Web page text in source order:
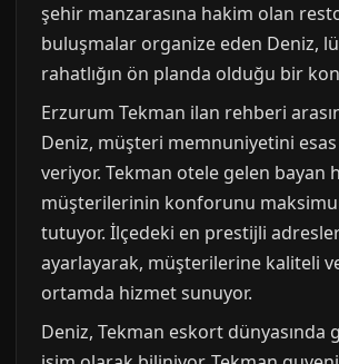
şehir manzarasına hakim olan
buluşmalar organize eden Deniz,
rahatlığın ön planda olduğu bir
Erzurum Tekman ilan rehberi
Deniz, müşteri memnuniyetini
veriyor. Tekman otele gelen bayan
müşterilerinin konforunu
tutuyor. İlçedeki en prestijli
ayarlayarak, müşterilerine kaliteli
ortamda hizmet sunuyor.
Deniz, Tekman eskort dünyasında